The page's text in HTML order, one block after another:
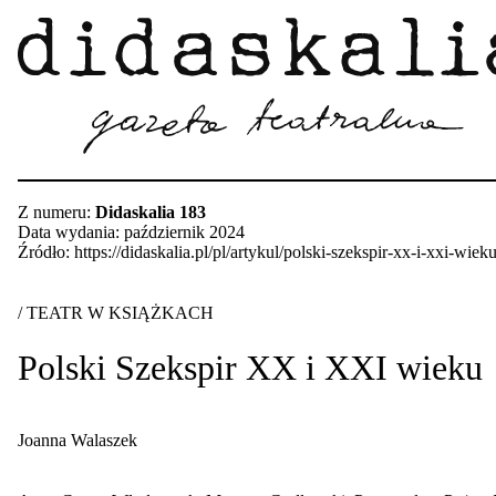
Z numeru: Didaskalia 183
Data wydania: październik 2024
Źródło: https://didaskalia.pl/pl/artykul/polski-szekspir-xx-i-xxi-wieku
/ TEATR W KSIĄŻKACH
Polski Szekspir XX i XXI wieku
Joanna Walaszek